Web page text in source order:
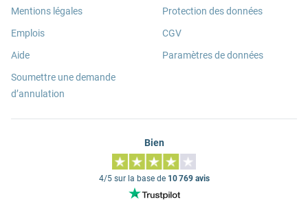
Mentions légales
Emplois
Aide
Soumettre une demande
d’annulation
Protection des données
CGV
Paramètres de données
Bien
4/5 sur la base de 10 769 avis